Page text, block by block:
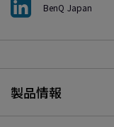
BenQ Japan
製品情報